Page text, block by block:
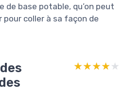
de base potable, qu’on peut
coller à sa façon de
★★★★★
★★★★★